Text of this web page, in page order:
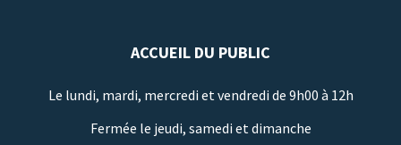
ACCUEIL DU PUBLIC
Le lundi, mardi, mercredi et vendredi de 9h00 à 12h
Fermée le jeudi, samedi et dimanche